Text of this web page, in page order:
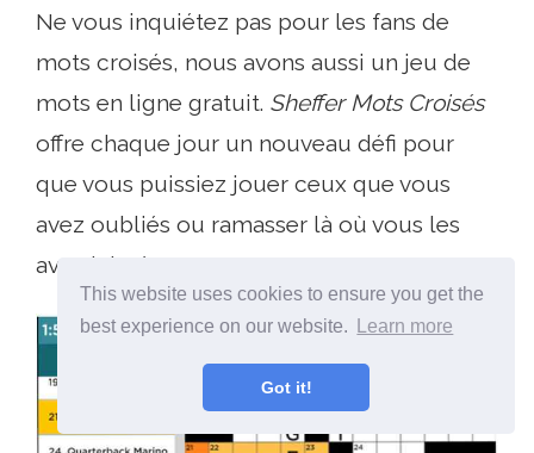
This website uses cookies to ensure you get the
best experience on our website.
Learn more
Got it!
Ne vous inquiétez pas pour les fans de
mots croisés, nous avons aussi un jeu de
mots en ligne gratuit. Sheffer Mots Croisés
offre chaque jour un nouveau défi pour
que vous puissiez jouer ceux que vous
avez oubliés ou ramasser là où vous les
avez laissés.